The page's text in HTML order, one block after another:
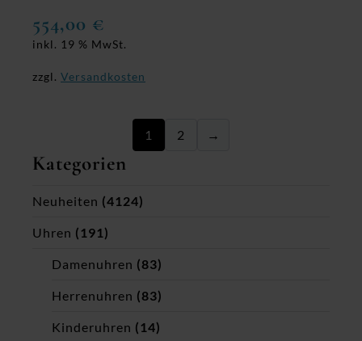
Kategorien
Neuheiten (4124)
Uhren (191)
Damenuhren (83)
Herrenuhren (83)
Kinderuhren (14)
554,00 €
inkl. 19 % MwSt.
zzgl. Versandkosten
1 2 →